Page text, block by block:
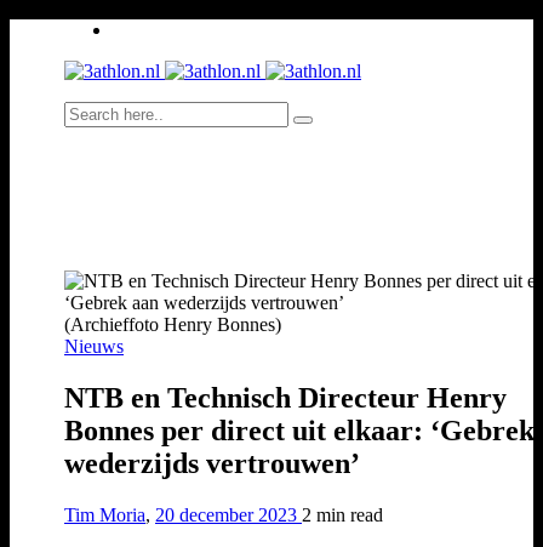
(Archieffoto Henry Bonnes)
Nieuws
NTB en Technisch Directeur Henry
Bonnes per direct uit elkaar: ‘Gebrek
wederzijds vertrouwen’
Tim Moria, 20 december 2023 2 min read